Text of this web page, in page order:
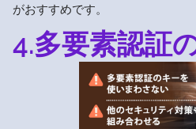
がおすすめです。
4.多要素認証